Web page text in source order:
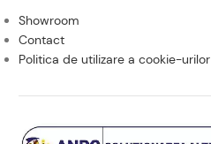
Showroom
Contact
Politica de utilizare a cookie-urilor